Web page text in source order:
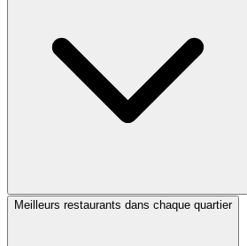
Meilleurs restaurants dans chaque quartier